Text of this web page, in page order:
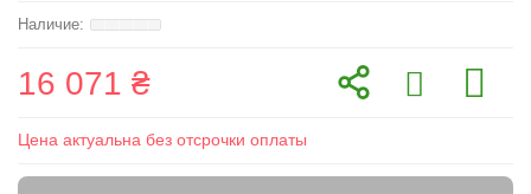
16 071 ₴
Цена актуальна без отсрочки оплаты